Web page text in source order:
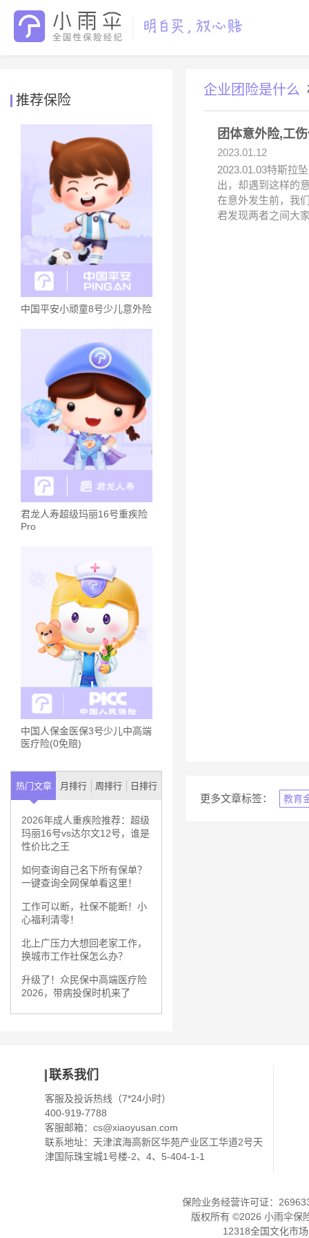
推荐保险
中国平安小顽童8号少儿意外险
君龙人寿超级玛丽16号重疾险
Pro
中国人保金医保3号少儿中高端
医疗险(0免赔)
热门文章 月排行 周排行 日排行
2026年成人重疾险推荐：超级
玛丽16号vs达尔文12号，谁是
性价比之王
如何查询自己名下所有保单？
一键查询全网保单看这里！
工作可以断，社保不能断！小
心福利清零！
北上广压力大想回老家工作，
换城市工作社保怎么办？
升级了！众民保中高端医疗险
2026，带病投保时机来了
企业团险是什么
团体意外险,工
2023.01.12
2023.01.03特斯拉
出，却遇到这样的
在意外发生前，我
君发现两者之间大
更多文章标签： 教育
联系我们
客服及投诉热线（7*24小时）
400-919-7788
客服邮箱： cs@xiaoyusan.com
联系地址：天津滨海高新区华苑产业区工华道2号天
津国际珠宝城1号楼-2、4、5-404-1-1
保险业务经营许可证：
版权所有 ©2026 小雨伞保
12318全国文化市